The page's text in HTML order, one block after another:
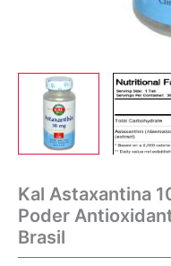
Kal Astaxantina
Poder
Brasil